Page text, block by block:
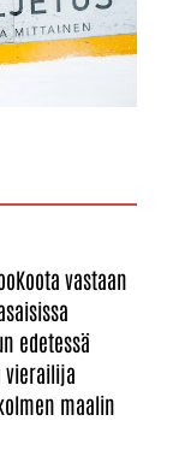
vastaan
edetessä
vierailija
maalin